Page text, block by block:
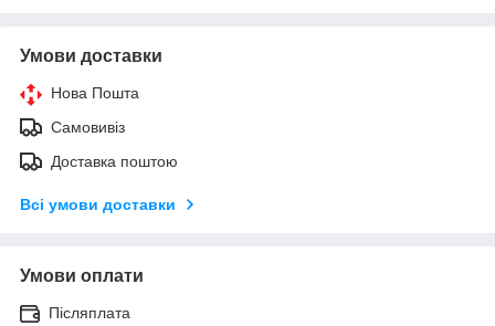
Умови доставки
Нова Пошта
Самовивіз
Доставка поштою
Всі умови доставки
Умови оплати
Післяплата